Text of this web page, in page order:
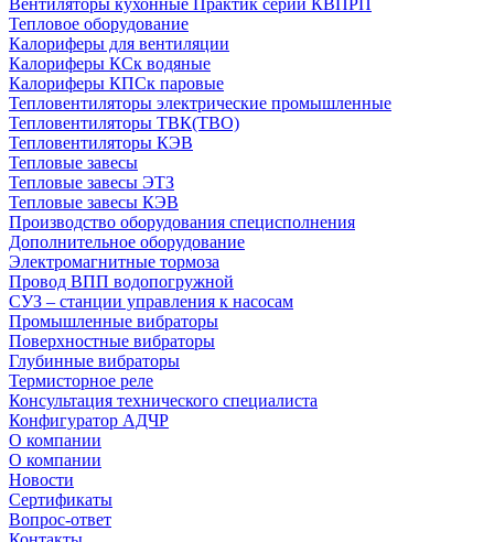
Вентиляторы кухонные Практик серии КВПРП
Тепловое оборудование
Калориферы для вентиляции
Калориферы КСк водяные
Калориферы КПСк паровые
Тепловентиляторы электрические промышленные
Тепловентиляторы ТВК(ТВО)
Тепловентиляторы КЭВ
Тепловые завесы
Тепловые завесы ЭТЗ
Тепловые завесы КЭВ
Производство оборудования специсполнения
Дополнительное оборудование
Электромагнитные тормоза
Провод ВПП водопогружной
СУЗ – станции управления к насосам
Промышленные вибраторы
Поверхностные вибраторы
Глубинные вибраторы
Термисторное реле
Консультация технического специалиста
Конфигуратор АДЧР
О компании
О компании
Новости
Сертификаты
Вопрос-ответ